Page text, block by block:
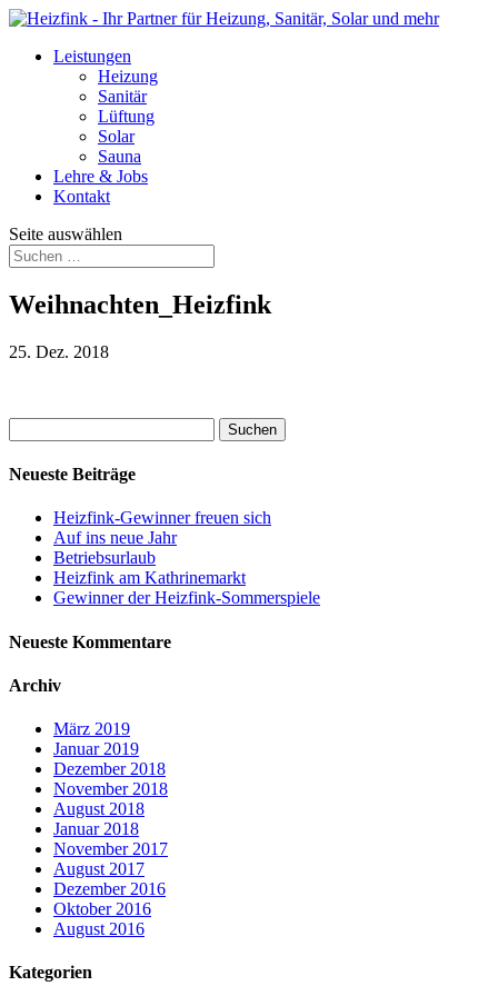
Leistungen
Heizung
Sanitär
Lüftung
Solar
Sauna
Lehre & Jobs
Kontakt
Seite auswählen
Weihnachten_Heizfink
25. Dez. 2018
nach:
Neueste Beiträge
Heizfink-Gewinner freuen sich
Auf ins neue Jahr
Betriebsurlaub
Heizfink am Kathrinemarkt
Gewinner der Heizfink-Sommerspiele
Neueste Kommentare
Archiv
März 2019
Januar 2019
Dezember 2018
November 2018
August 2018
Januar 2018
November 2017
August 2017
Dezember 2016
Oktober 2016
August 2016
Kategorien